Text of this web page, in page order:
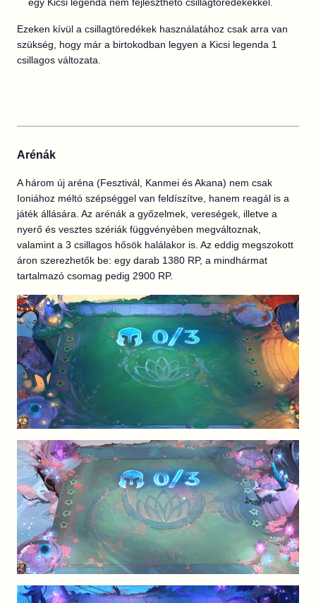
Ezeken kívül a csillagtöredékek használatához csak arra van
szükség, hogy már a birtokodban legyen a Kicsi legenda 1
csillagos változata.
Arénák
A három új aréna (Fesztivál, Kanmei és Akana) nem csak
Ioniához méltó szépséggel van feldíszítve, hanem reagál is a
játék állására. Az arénák a győzelmek, vereségek, illetve a
nyerő és vesztes szériák függvényében megváltoznak,
valamint a 3 csillagos hősök halálakor is. Az eddig megszokott
áron szerezhetők be: egy darab 1380 RP, a mindhármat
tartalmazó csomag pedig 2900 RP.